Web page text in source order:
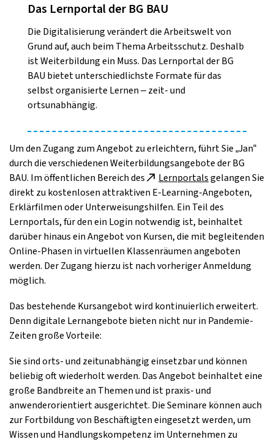
Das Lernportal der BG BAU
Die Digitalisierung verändert die Arbeitswelt von
Grund auf, auch beim Thema Arbeitsschutz. Deshalb
ist Weiterbildung ein Muss. Das Lernportal der BG
BAU bietet unterschiedlichste Formate für das
selbst organisierte Lernen – zeit- und
ortsunabhängig.
Um den Zugang zum Angebot zu erleichtern, führt Sie „Jan“
durch die verschiedenen Weiterbildungsangebote der BG
BAU. Im öffentlichen Bereich des
Lernportalsgelangen Sie
direkt zu kostenlosen attraktiven E-Learning-Angeboten,
Erklärfilmen oder Unterweisungshilfen. Ein Teil des
Lernportals, für den ein Login notwendig ist, beinhaltet
darüber hinaus ein Angebot von Kursen, die mit begleitenden
Online-Phasen in virtuellen Klassenräumen angeboten
werden. Der Zugang hierzu ist nach vorheriger Anmeldung
möglich.
Das bestehende Kursangebot wird kontinuierlich erweitert.
Denn digitale Lernangebote bieten nicht nur in Pandemie-
Zeiten große Vorteile:
Sie sind orts- und zeitunabhängig einsetzbar und können
beliebig oft wiederholt werden. Das Angebot beinhaltet eine
große Bandbreite an Themen und ist praxis- und
anwenderorientiert ausgerichtet. Die Seminare können auch
zur Fortbildung von Beschäftigten eingesetzt werden, um
Wissen und Handlungskompetenz im Unternehmen zu